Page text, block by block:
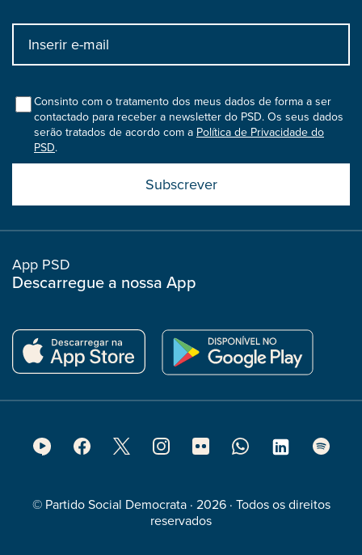
Input
bootstrap
colConsinto com o tratamento dos meus dados de forma a ser
contactado para receber a newsletter do PSD. Os seus dados
serão tratados de acordo com a Política de Privacidade do
PSD.
boostrap
col
App PSD
Descarregue a nossa App
© Partido Social Democrata · 2026 · Todos os direitos
reservados
Footer
Media